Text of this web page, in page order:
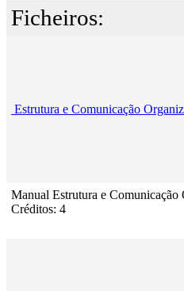
Ficheiros:
Estrutura e Comunicação
Manual Estrutura e
Créditos: 4